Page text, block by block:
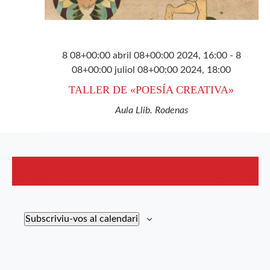
8 08+00:00 abril 08+00:00 2024, 16:00- 8
08+00:00 juliol 08+00:00 2024, 18:00
TALLER DE «POESÍA CREATIVA»
Aula Llib. Rodenas
Subscriviu-vos al calendari